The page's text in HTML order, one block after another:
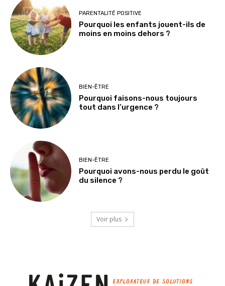
PARENTALITÉ POSITIVE
Pourquoi les enfants jouent-ils de
moins en moins dehors ?
BIEN-ÊTRE
Pourquoi faisons-nous toujours
tout dans l’urgence ?
BIEN-ÊTRE
Pourquoi avons-nous perdu le goût
du silence ?
Voir plus